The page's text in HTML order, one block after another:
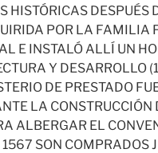
HISTÓRICAS DESPUÉS
POR LA FAMILIA
E INSTALÓ ALLÍ UN
Y DESARROLLO
DE PRESTADO
LA
ALBERGAR EL
SON COMPRADOS